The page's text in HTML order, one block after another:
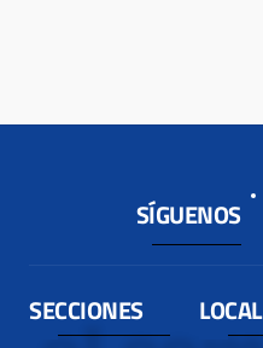
SÍGUENOS
SECCIONES LOCAL